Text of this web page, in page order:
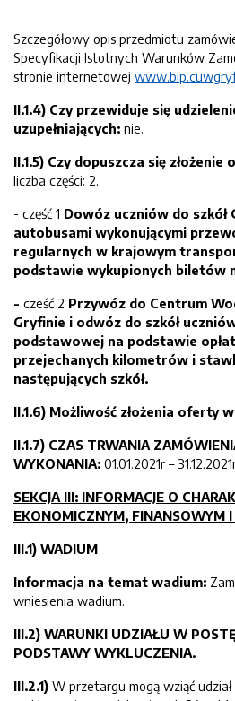
Szczegółowy opis przedmiotu
Specyfikacji Istotnych Warunków
stronie internetowej
II.1.4) Czy przewiduje się
uzupełniających: nie.
II.1.5) Czy dopuszcza się
liczba części: 2.
- część 1 Dowóz uczniów do szkół
autobusami wykonującymi
regularnych w krajowym
podstawie wykupionych biletów
- cześć 2 Przywóz do Centrum
Gryfinie i odwóz do szkół
podstawowej na podstawie
przejechanych kilometrów i
następujących szkół.
II.1.6) Możliwość złożenia oferty
II.1.7) CZAS TRWANIA
WYKONANIA: 01.01.2021r –
SEKCJA III: INFORMACJE O
EKONOMICZNYM, FINANSOWYM
III.1) WADIUM
Informacja na temat wadium:
wniesienia wadium.
III.2) WARUNKI UDZIAŁU W
PODSTAWY WYKLUCZENIA.
III.2.1) W przetargu mogą wziąć